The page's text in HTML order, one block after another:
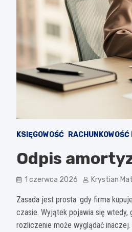
KSIĘGOWOŚĆ
Odpis
1 czerwca 2026 Krystian
Zasada jest prosta: gdy firma
czasie. Wyjątek pojawia się wtedy,
rozliczenie może wyglądać inaczej.